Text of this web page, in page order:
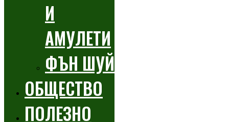
И
АМУЛЕТИ
ФЪН ШУЙ
ОБЩЕСТВО
ПОЛЕЗНО